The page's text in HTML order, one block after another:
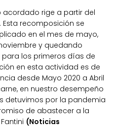
acordado rige a partir del
Esta recomposición se
en el mes de mayo,
y quedando
los primeros días de
en esta actividad es de
desde Mayo 2020 a Abril
en nuestro desempeño
detuvimos por la pandemia
de abastecer a la
(Noticias